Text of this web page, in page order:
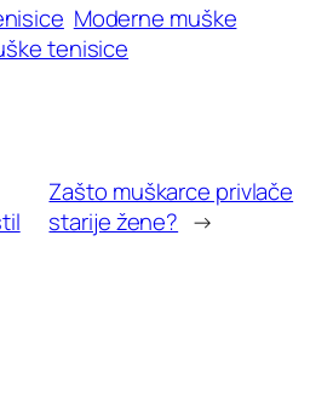
Moderne muške
tenisice
Zašto muškarce privlače
starije žene? →